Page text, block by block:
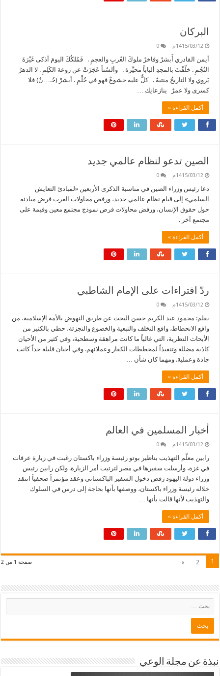
البركان
1415/03/12م 0
أيمن القادري أَبشرْ وفاخرْ ملوكَ العُربِ والعجمِ . فَمُلكُكَ اليومَ أذكى غَيْرَةَ
النُجُمِ . خلّفْتَ بالمجدِ ألباباً محيَّرة . وألسُناً عَجَزَتْ عن روعة الكَلِمِ . لا الدهرُ
يَروي ولا التاريخُ منتبهٌ . كلٌّ عليه خشوعٌ فهو في حُلْمِ . أبشرْ (حُـ…نُ) فلا
كسرى ولا عمرٌ ينازعانِك …
أكمل القراءة »
الصين تدعو لنظام عالمي جديد
1415/03/12م 0
دعا رئيس وزراء الصين في مناسبة الذكرى الأربعين «لمبادئ التعايش
السلمي» إلى قيام نظام عالمي جديد، ورفض محاولات الغرب فرض مبادئه
حول حقوق الإنسان، ورفض محاولات فرض نموذج مجتمع معين وقيمة على
مجتمع آخر .
أكمل القراءة »
ردّ افتراءات على الإمام الشاطبي
1415/03/12م 0
بقلم: محمود عبد الكريم حسن البحث عن طريق النهوض بالأمة الإسلامية، من
واقع الانحطاط، واقع التخلف والتبعية والخضوع والتجزئة، حطي بالكثير من
الأبحاث النظرية، التي غالباً ما كانت مراهقة وسطحية، وفي كثير من الأحيان
كاذبة مضللة وتنفيذاً لمخططات الكفار وعملائهم. وفي أحيان قليلة جداً كانت
جادة وعملية. ومهما كان شأن …
أكمل القراءة »
أخبار المسلمين في العالم
1415/03/12م 0
رابين معلّم التهذيب بناظير بوتو رئيسة وزراء باكستان رغبت في زيارة عرفات
في غزة، وأرسلت سفيرها في مصر لترتيب أمر الزيارة. ولكن رابين رئيس
وزراء دولة اليهود رفض دخول السفير الباكستاني وعقد مؤتمراً صحفياً انتقد
خلاله رئيسة وزراء باكستان، ووصفها بأنها بحاجة إلى درس في السلوك
والتهذيب لأنها قالت بأنها …
أكمل القراءة »
صفحة 1 من 2 1
2
»
نبذة عن مجلة الوعي